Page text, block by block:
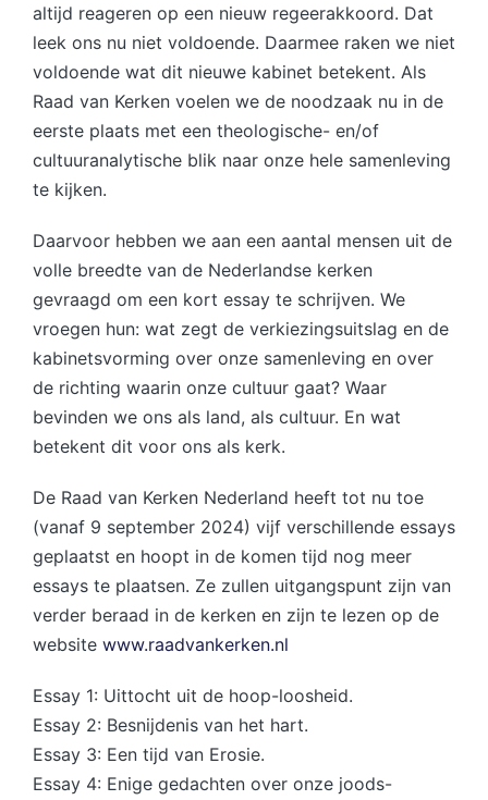
altijd reageren op een nieuw regeerakkoord. Dat
leek ons nu niet voldoende. Daarmee raken we niet
voldoende wat dit nieuwe kabinet betekent. Als
Raad van Kerken voelen we de noodzaak nu in de
eerste plaats met een theologische- en/of
cultuuranalytische blik naar onze hele samenleving
te kijken.
Daarvoor hebben we aan een aantal mensen uit de
volle breedte van de Nederlandse kerken
gevraagd om een kort essay te schrijven. We
vroegen hun: wat zegt de verkiezingsuitslag en de
kabinetsvorming over onze samenleving en over
de richting waarin onze cultuur gaat? Waar
bevinden we ons als land, als cultuur. En wat
betekent dit voor ons als kerk.
De Raad van Kerken Nederland heeft tot nu toe
(vanaf 9 september 2024) vijf verschillende essays
geplaatst en hoopt in de komen tijd nog meer
essays te plaatsen. Ze zullen uitgangspunt zijn van
verder beraad in de kerken en zijn te lezen op de
website www.raadvankerken.nl
Essay 1: Uittocht uit de hoop-loosheid.
Essay 2: Besnijdenis van het hart.
Essay 3: Een tijd van Erosie.
Essay 4: Enige gedachten over onze joods-